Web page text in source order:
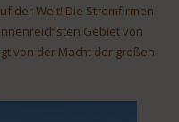
der Welt! Die Stromfirmen
Gebiet von
von der Macht der großen